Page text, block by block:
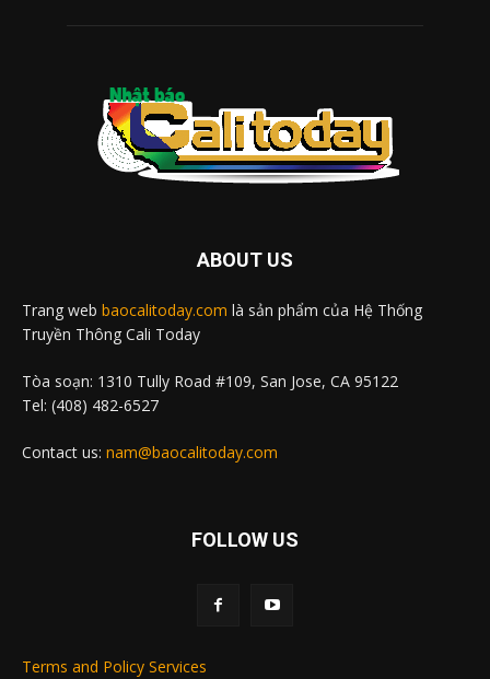
ABOUT US
Trang web baocalitoday.com là sản phẩm của Hệ Thống
Truyền Thông Cali Today
Tòa soạn: 1310 Tully Road #109, San Jose, CA 95122
Tel: (408) 482-6527
Contact us: nam@baocalitoday.com
FOLLOW US
Terms and Policy Services